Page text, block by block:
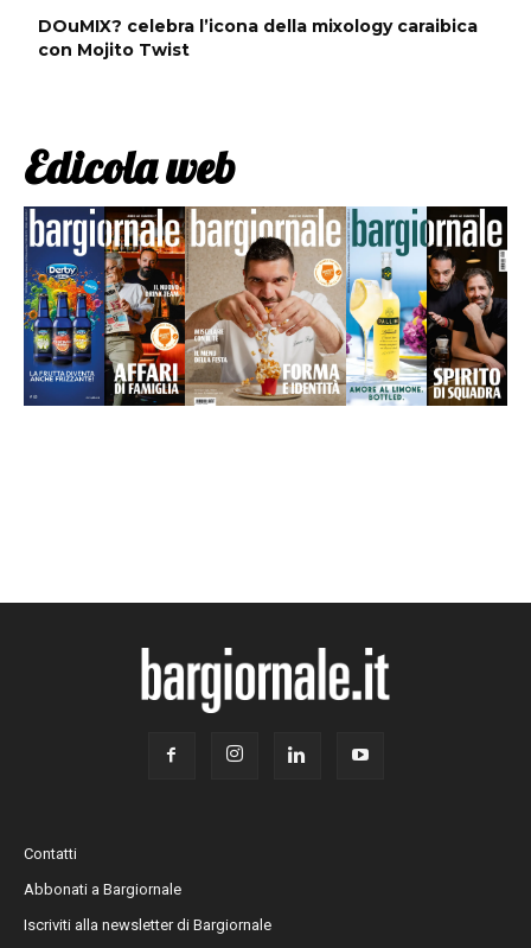
DOuMIX? celebra l’icona della mixology caraibica
con Mojito Twist
Edicola web
Contatti
Abbonati a Bargiornale
Iscriviti alla newsletter di Bargiornale